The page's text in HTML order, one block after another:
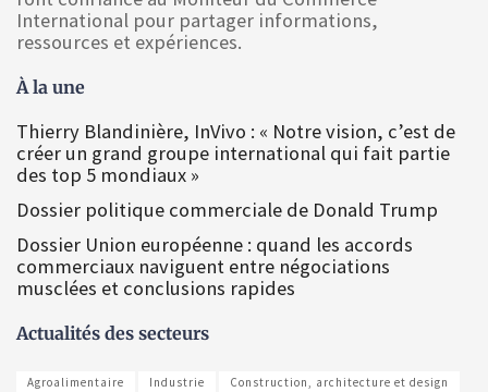
International pour partager informations,
ressources et expériences.
À la une
Thierry Blandinière, InVivo : « Notre vision, c’est de
créer un grand groupe international qui fait partie
des top 5 mondiaux »
Dossier politique commerciale de Donald Trump
Dossier Union européenne : quand les accords
commerciaux naviguent entre négociations
musclées et conclusions rapides
Actualités des secteurs
Agroalimentaire Industrie Construction, architecture et design